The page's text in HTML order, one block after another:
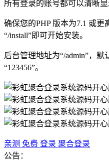
所有登录的账号都可以清晰显
确保您的PHP 版本为7.1 或
“/install”即可开始安装。
后台管理地址为“/admin”，默
“123456”。
亲测 免费 登录 聚合登录
公告：